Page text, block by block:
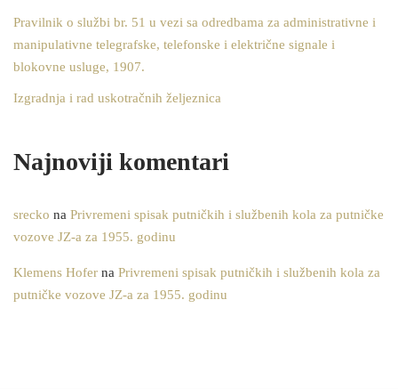
Pravilnik o službi br. 51 u vezi sa odredbama za administrativne i
manipulativne telegrafske, telefonske i električne signale i
blokovne usluge, 1907.
Izgradnja i rad uskotračnih željeznica
Najnoviji komentari
srecko na Privremeni spisak putničkih i službenih kola za putničke
vozove JZ-a za 1955. godinu
Klemens Hofer na Privremeni spisak putničkih i službenih kola za
putničke vozove JZ-a za 1955. godinu